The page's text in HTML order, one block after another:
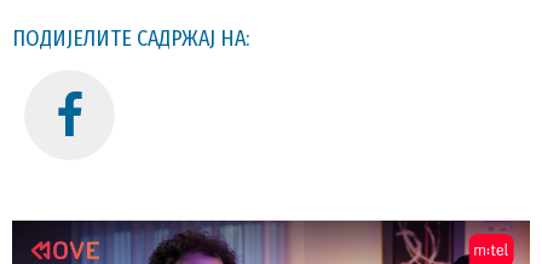
ПОДИЈЕЛИТЕ САДРЖАЈ НА: